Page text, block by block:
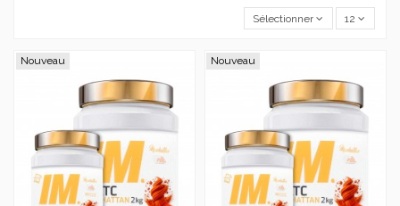
Sélectionner 12
Nouveau Nouveau